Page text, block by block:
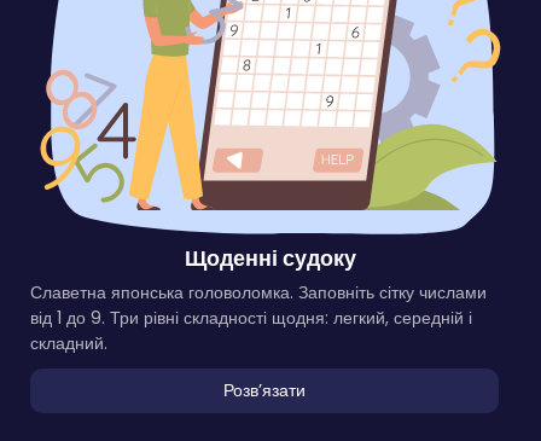
Щоденні судоку
Славетна японська головоломка. Заповніть сітку числами
від 1 до 9. Три рівні складності щодня: легкий, середній і
складний.
Розвʼязати